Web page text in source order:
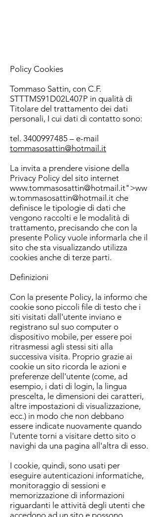
Policy Cookies
Tommaso Sattin, con C.F.
STTTMS91D02L407P in qualità di
Titolare del trattamento dei dati
personali, I cui dati di contatto sono:
tel. 3400997485 – e-mail
tommasosattin@hotmail.it
La invita a prendere visione della
Privacy Policy del sito internet
www.tommasosattin@hotmail.it">ww
w.tommasosattin@hotmail.it che
definisce le tipologie di dati che
vengono raccolti e le modalità di
trattamento, precisando che con la
presente Policy vuole informarla che il
sito che sta visualizzando utilizza
cookies anche di terze parti.
Definizioni
Con la presente Policy, la informo che
cookie sono piccoli file di testo che i
siti visitati dall'utente inviano e
registrano sul suo computer o
dispositivo mobile, per essere poi
ritrasmessi agli stessi siti alla
successiva visita. Proprio grazie ai
cookie un sito ricorda le azioni e
preferenze dell'utente (come, ad
esempio, i dati di login, la lingua
prescelta, le dimensioni dei caratteri,
altre impostazioni di visualizzazione,
ecc.) in modo che non debbano
essere indicate nuovamente quando
l'utente torni a visitare detto sito o
navighi da una pagina all'altra di esso.
I cookie, quindi, sono usati per
eseguire autenticazioni informatiche,
monitoraggio di sessioni e
memorizzazione di informazioni
riguardanti le attività degli utenti che
accedono ad un sito e possono